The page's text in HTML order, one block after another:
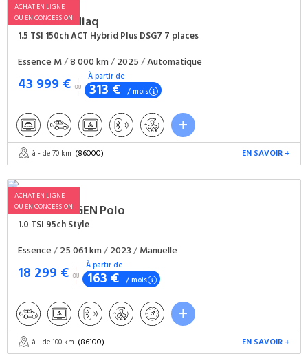
ACHAT EN LIGNE
OU EN CONCESSION
SKODAKodiaq
1.5 TSI 150ch ACT Hybrid Plus DSG7 7 places
Essence M/8 000 km/2025/Automatique
43 999 € À partir de
313 € / mois
à - de 70 km (86000) EN SAVOIR +
ACHAT EN LIGNE
OU EN CONCESSION
VOLKSWAGENPolo
1.0 TSI 95ch Style
Essence/25 061 km/2023/Manuelle
18 299 € À partir de
163 € / mois
à - de 100 km (86100) EN SAVOIR +